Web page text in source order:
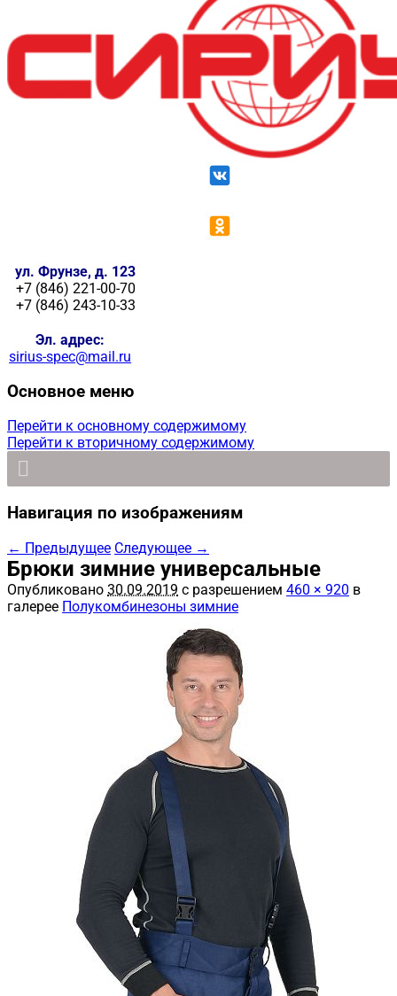
ул. Фрунзе, д. 123
+7 (846) 221-00-70
+7 (846) 243-10-33
Эл. адрес:
sirius-spec@mail.ru
Основное меню
Перейти к основному содержимому
Перейти к вторичному содержимому
Навигация по изображениям
← Предыдущее Следующее →
Брюки зимние универсальные
Опубликовано 30.09.2019 с разрешением 460 × 920 в
галерее Полукомбинезоны зимние